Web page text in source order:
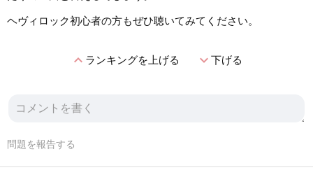
ヘヴィロック初心者の方もぜひ聴いてみてください。
expand_lessランキングを上げる expand_more下げる
問題を報告する